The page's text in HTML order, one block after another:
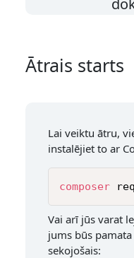
Ātrais starts
Lai veiktu ātru,
instalējiet to ar
composer
Vai arī jūs varat
jums būs pamata
sekojošais: